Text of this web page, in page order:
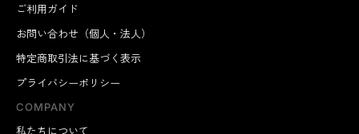
ご利用ガイド
お問い合わせ（個人・法人）
特定商取引法に基づく表示
プライバシーポリシー
COMPANY
私たちについて